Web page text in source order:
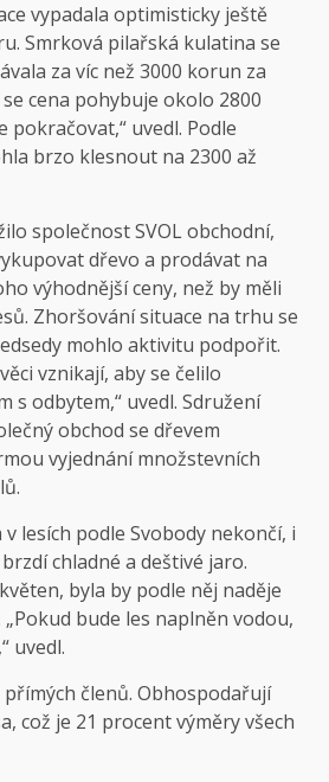
vypadala optimisticky ještě
Smrková pilařská kulatina se
za víc než 3000 korun za
cena pohybuje okolo 2800
pokračovat,“ uvedl. Podle
brzo klesnout na 2300 až
společnost SVOL obchodní,
dřevo a prodávat na
výhodnější ceny, než by měli
Zhoršování situace na trhu se
mohlo aktivitu podpořit.
vznikají, aby se čelilo
s odbytem,“ uvedl. Sdružení
obchod se dřevem
vyjednání množstevních
lesích podle Svobody nekončí, i
chladné a deštivé jaro.
byla by podle něj naděje
bude les naplněn vodou,
uvedl.
přímých členů. Obhospodařují
což je 21 procent výměry všech